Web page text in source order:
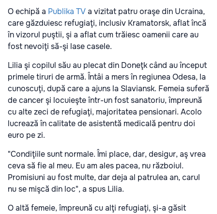
O echipă a Publika TVa vizitat patru oraşe din Ucraina,
care găzduiesc refugiaţi, inclusiv Kramatorsk, aflat încă
în vizorul puştii, şi a aflat cum trăiesc oamenii care au
fost nevoiţi să-şi lase casele.
Lilia şi copilul său au plecat din Doneţk când au început
primele tiruri de armă. Întâi a mers în regiunea Odesa, la
cunoscuţi, după care a ajuns la Slaviansk. Femeia suferă
de cancer şi locuieşte într-un fost sanatoriu, împreună
cu alte zeci de refugiaţi, majoritatea pensionari. Acolo
lucrează în calitate de asistentă medicală pentru doi
euro pe zi.
"Condiţiile sunt normale. Îmi place, dar, desigur, aş vrea
ceva să fie al meu. Eu am ales pacea, nu războiul.
Promisiuni au fost multe, dar deja al patrulea an, carul
nu se mişcă din loc", a spus Lilia.
O altă femeie, împreună cu alţi refugiaţi, şi-a găsit